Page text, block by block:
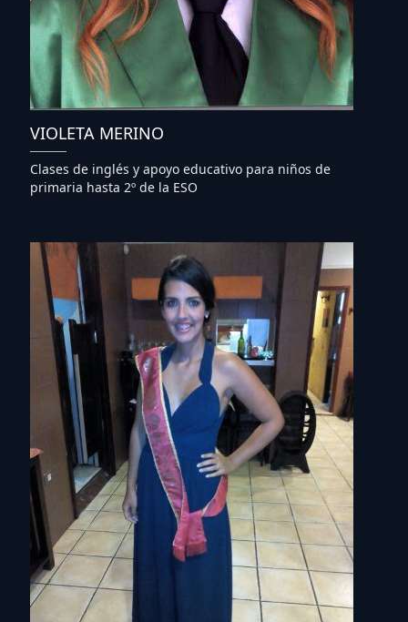
VIOLETA MERINO
Clases de inglés y apoyo educativo para niños de
primaria hasta 2º de la ESO